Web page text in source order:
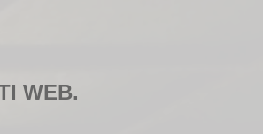
WEB.